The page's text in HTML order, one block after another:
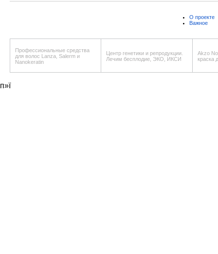
О проекте
Важное
Профессиональные средства
для волос Lanza, Salerm и
Nanokeratin
Центр генетики и репродукции.
Лечим бесплодие, ЭКО, ИКСИ
Akzo
краска
п»ї